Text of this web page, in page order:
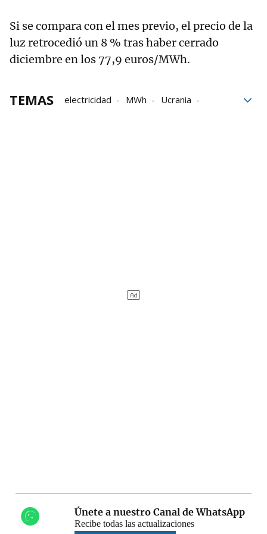
Si se compara con el mes previo, el precio de la
luz retrocedió un 8 % tras haber cerrado
diciembre en los 77,9 euros/MWh.
TEMAS electricidad MWh
Ucrania
Únete a nuestro Canal de WhatsApp
Recibe todas las actualizaciones